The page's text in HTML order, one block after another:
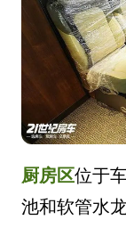
厨房区位于
池和软管水